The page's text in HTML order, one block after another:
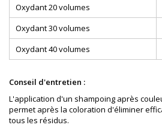
Oxydant 20 volumes
Oxydant 30 volumes
Oxydant 40 volumes
Conseil d'entretien :
L'application d'un shampoing après
permet après la coloration d'éliminer
tous les résidus.